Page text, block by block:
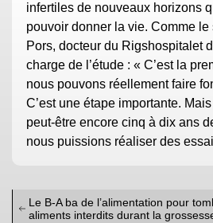
infertiles de nouveaux horizons
pouvoir donner la vie. Comme
Pors, docteur du Rigshospitalet
charge de l’étude : « C’est la
nous pouvons réellement faire
C’est une étape importante.
peut-être encore cinq à dix ans
nous puissions réaliser des
Le B-A ba de l’alimentation pour
aliments interdits durant la